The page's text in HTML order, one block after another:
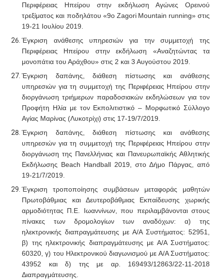
Περιφέρειας Ηπείρου στην εκδήλωση Αγώνες Ορεινού
τρεξίματος και ποδηλάτου «9οZagori Mountain running» στις
19-21 Ιουλίου 2019.
Έγκριση ανάθεσης υπηρεσιών για την συμμετοχή της
Περιφέρειας Ηπείρου στην εκδήλωση «Αναζητώντας τα
μονοπάτια του Αράχθου» στις 2 και 3 Αυγούστου 2019.
Έγκριση δαπάνης, διάθεση πίστωσης και ανάθεσης
υπηρεσιών για τη συμμετοχή της Περιφέρειας Ηπείρου στην
διοργάνωση τριήμερων παραδοσιακών εκδηλώσεων για τον
Προφήτη Ηλία με τον Εκπολιτιστικό – Μορφωτικό Σύλλογο
Αγίας Μαρίνας (Λυκοτρίχι) στις 17-19/7/2019.
Έγκριση δαπάνης, διάθεση πίστωσης και ανάθεσης
υπηρεσιών για τη συμμετοχή της Περιφέρειας Ηπείρου στην
διοργάνωση της Πανελλήνιας και Πανευρωπαϊκής Αθλητικής
Εκδήλωσης Beach Handball 2019, στο Δήμο Πάργας, από
19-21/7/2019.
Έγκριση τροποποίησης συμβάσεων μεταφοράς μαθητών
Πρωτοβάθμιας και Δευτεροβάθμιας Εκπαίδευσης χωρικής
αρμοδιότητας Π.Ε. Ιωαννίνων, που περιλαμβάνονται στους
πίνακες των δρομολογίων των αναδόχων: α) της
ηλεκτρονικής διαπραγμάτευσης με Α/Α Συστήματος: 52951,
β) της ηλεκτρονικής διαπραγμάτευσης με Α/Α Συστήματος:
60320, γ) του Ηλεκτρονικού διαγωνισμού με Α/Α Συστήματος:
43952 και δ) της με αρ. 169493/12863/22-11-2018
Διαπραγμάτευσης.